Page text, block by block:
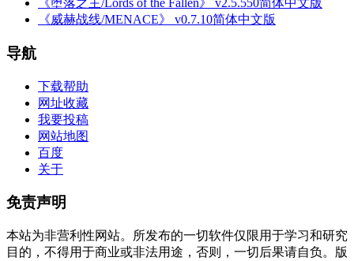
《堕落之主/Lords of the Fallen》 v2.5.550简体中文版
《威赫战线/MENACE》 v0.7.10简体中文版
导航
下载帮助
网址收藏
我要投稿
网站地图
百度
关于
免责声明
本站为非营利性网站。所发布的一切软件仅限用于学习和研究
目的，不得用于商业或非法用途，否则，一切后果请自负。版